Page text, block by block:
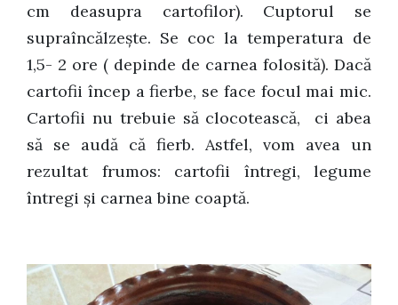
cm deasupra cartofilor). Cuptorul se
supraîncălzește. Se coc la temperatura de
1,5- 2 ore ( depinde de carnea folosită). Dacă
cartofii încep a fierbe, se face focul mai mic.
Cartofii nu trebuie să clocotească, ci abea
să se audă că fierb. Astfel, vom avea un
rezultat frumos: cartofii întregi, legume
întregi și carnea bine coaptă.